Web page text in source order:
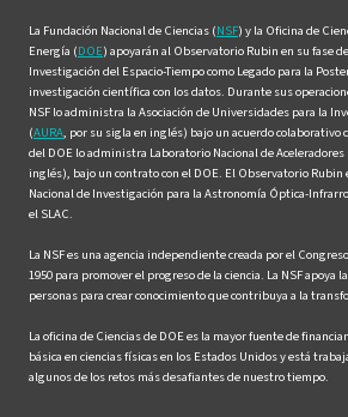
La Fundación Nacional de Ciencias (NSF) y la Oficina de
Energía (DOE) apoyarán al Observatorio Rubin en su fase
Investigación del Espacio-Tiempo como Legado para la
investigación científica con los datos. Durante sus
NSF lo administra la Asociación de Universidades para la
(AURA, por su sigla en inglés) bajo un acuerdo colaborativo
del DOE lo administra Laboratorio Nacional de Aceleradores
inglés), bajo un contrato con el DOE. El Observatorio Rubin
Nacional de Investigación para la Astronomía Óptica-
el SLAC.
La NSF es una agencia independiente creada por el
1950 para promover el progreso de la ciencia. La NSF apoya
personas para crear conocimiento que contribuya a la
La oficina de Ciencias de DOE es la mayor fuente de
básica en ciencias físicas en los Estados Unidos y está
algunos de los retos más desafiantes de nuestro tiempo.